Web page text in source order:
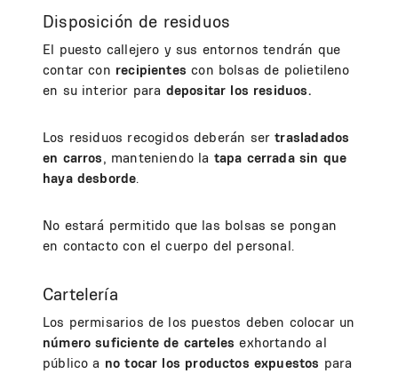
Disposición de residuos
El puesto callejero y sus entornos tendrán que
contar con recipientes con bolsas de polietileno
en su interior para depositar los residuos.
Los residuos recogidos deberán ser trasladados
en carros, manteniendo la tapa cerrada sin que
haya desborde.
No estará permitido que las bolsas se pongan
en contacto con el cuerpo del personal.
Cartelería
Los permisarios de los puestos deben colocar un
número suficiente de carteles exhortando al
público a no tocar los productos expuestos para